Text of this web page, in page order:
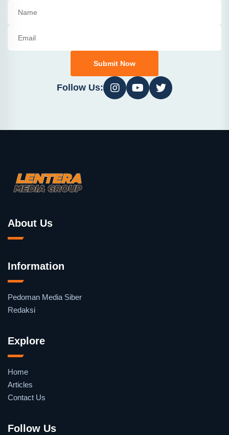
Submit Now
Follow Us:
About Us
Information
Pedoman Media Siber
Redaksi
Explore
Home
Articles
Contact Us
Follow Us